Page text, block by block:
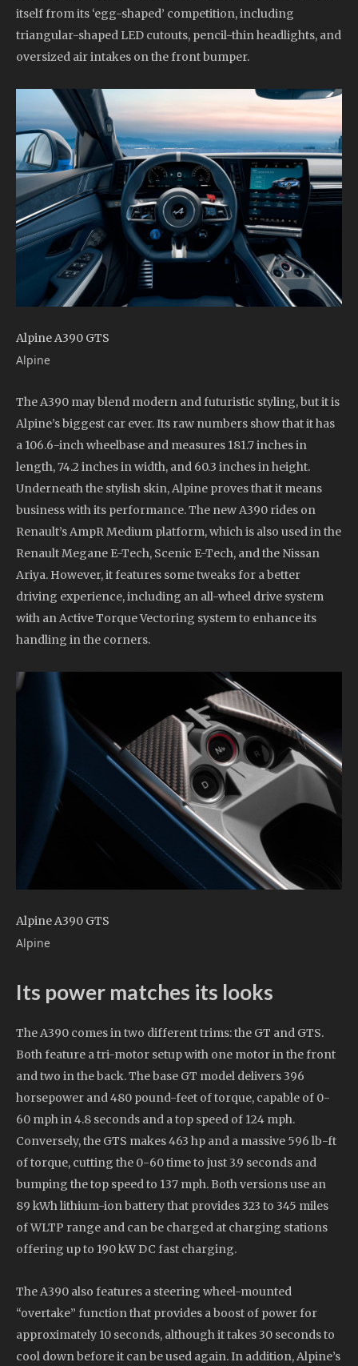
itself from its ‘egg-shaped’ competition, including
triangular-shaped LED cutouts, pencil-thin headlights, and
oversized air intakes on the front bumper.
Alpine A390 GTS
Alpine
The A390 may blend modern and futuristic styling, but it is
Alpine’s biggest car ever. Its raw numbers show that it has
a 106.6-inch wheelbase and measures 181.7 inches in
length, 74.2 inches in width, and 60.3 inches in height.
Underneath the stylish skin, Alpine proves that it means
business with its performance. The new A390 rides on
Renault’s AmpR Medium platform, which is also used in the
Renault Megane E-Tech, Scenic E-Tech, and the Nissan
Ariya. However, it features some tweaks for a better
driving experience, including an all-wheel drive system
with an Active Torque Vectoring system to enhance its
handling in the corners.
Alpine A390 GTS
Alpine
Its power matches its looks
The A390 comes in two different trims: the GT and GTS.
Both feature a tri-motor setup with one motor in the front
and two in the back. The base GT model delivers 396
horsepower and 480 pound-feet of torque, capable of 0-
60 mph in 4.8 seconds and a top speed of 124 mph.
Conversely, the GTS makes 463 hp and a massive 596 lb-ft
of torque, cutting the 0-60 time to just 3.9 seconds and
bumping the top speed to 137 mph. Both versions use an
89 kWh lithium-ion battery that provides 323 to 345 miles
of WLTP range and can be charged at charging stations
offering up to 190 kW DC fast charging.
The A390 also features a steering wheel-mounted
“overtake” function that provides a boost of power for
approximately 10 seconds, although it takes 30 seconds to
cool down before it can be used again. In addition, Alpine’s